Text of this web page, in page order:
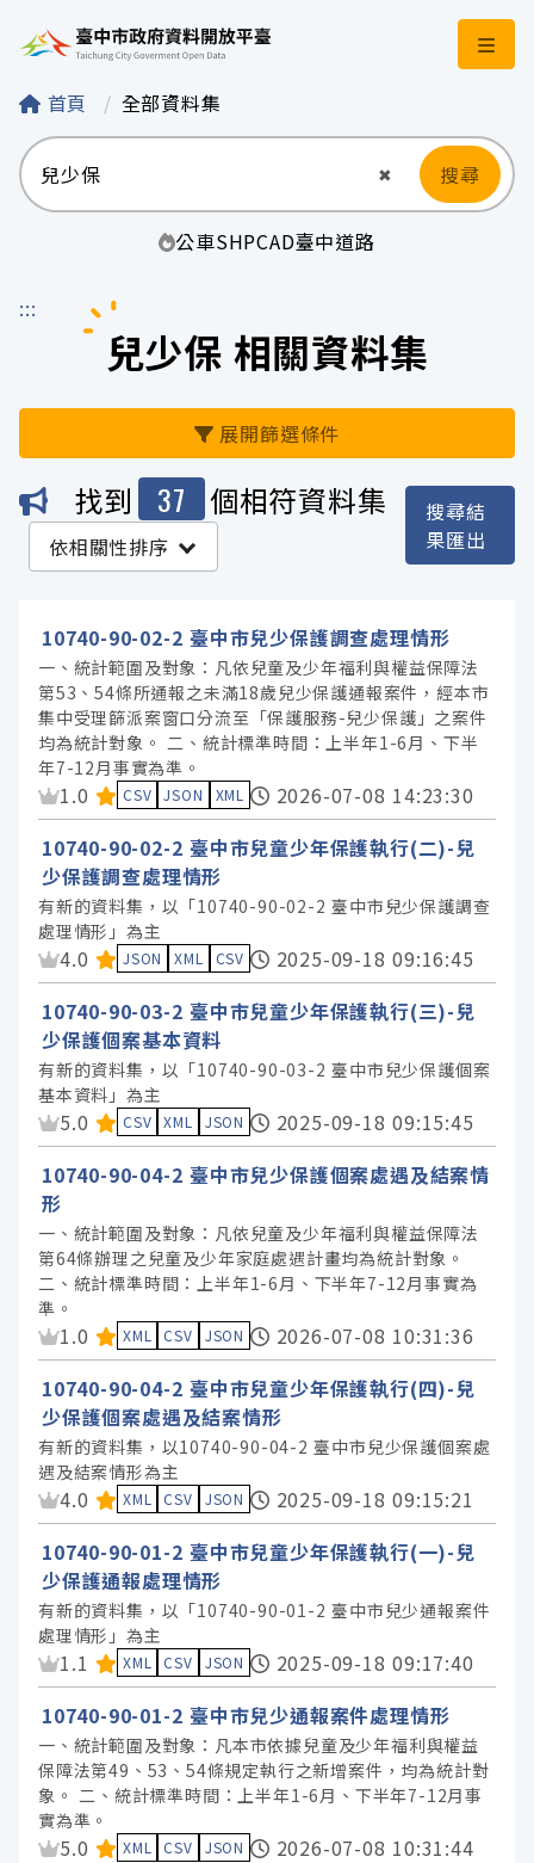
臺中市政府資料開
首頁 全部資料集
✖ 清空輸入
搜尋
公車SHPCAD臺中道路
:::
兒少保 相關資料集
展開篩選條件
機關
服務分類
格式
標籤
授權
找到 37 個相符資料集
依相關性排序
搜尋結
果匯出
10740-90-02-2 臺中市兒少保護調查處理情形
一、統計範圍及對象：凡依兒童及少年福利與權益保障法
第53、54條所通報之未滿18歲兒少保護通報案件，經本市
集中受理篩派案窗口分流至「保護服務-兒少保護」之案件
均為統計對象。 二、統計標準時間：上半年1-6月、下半
年7-12月事實為準。
資料集評分：
1.0 CSV JSON XML
2026-07-08 14:23:30
10740-90-02-2 臺中市兒童少年保護執行(二)-兒
少保護調查處理情形
有新的資料集，以「10740-90-02-2 臺中市兒少保護調查
處理情形」為主
資料集評分：
4.0 JSON XML CSV
2025-09-18 09:16:45
10740-90-03-2 臺中市兒童少年保護執行(三)-兒
少保護個案基本資料
有新的資料集，以「10740-90-03-2 臺中市兒少保護個案
基本資料」為主
資料集評分：
5.0 CSV XML JSON
2025-09-18 09:15:45
10740-90-04-2 臺中市兒少保護個案處遇及結案情
形
一、統計範圍及對象：凡依兒童及少年福利與權益保障法
第64條辦理之兒童及少年家庭處遇計畫均為統計對象。
二、統計標準時間：上半年1-6月、下半年7-12月事實為
準。
資料集評分：
1.0 XML CSV JSON
2026-07-08 10:31:36
10740-90-04-2 臺中市兒童少年保護執行(四)-兒
少保護個案處遇及結案情形
有新的資料集，以10740-90-04-2 臺中市兒少保護個案處
遇及結案情形為主
資料集評分：
4.0 XML CSV JSON
2025-09-18 09:15:21
10740-90-01-2 臺中市兒童少年保護執行(一)-兒
少保護通報處理情形
有新的資料集，以「10740-90-01-2 臺中市兒少通報案件
處理情形」為主
資料集評分：
1.1 XML CSV JSON
2025-09-18 09:17:40
10740-90-01-2 臺中市兒少通報案件處理情形
一、統計範圍及對象：凡本市依據兒童及少年福利與權益
保障法第49、53、54條規定執行之新增案件，均為統計對
象。 二、統計標準時間：上半年1-6月、下半年7-12月事
實為準。
資料集評分：
5.0 XML CSV JSON
2026-07-08 10:31:44